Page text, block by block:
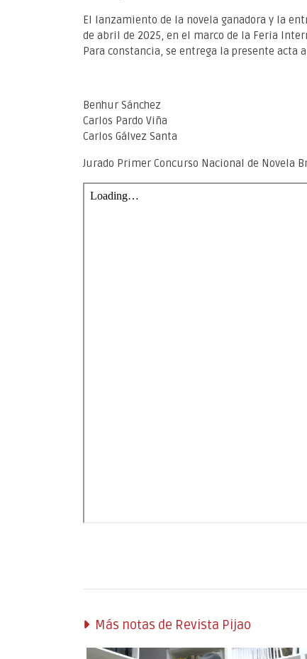
El lanzamiento de la novela ganadora y la
de abril de 2025, en el marco de la Feria
Para constancia, se entrega la presente acta
Benhur Sánchez
Carlos Pardo Viña
Carlos Gálvez Santa
Jurado Primer Concurso Nacional de Novela
Más notas de Revista Pijao